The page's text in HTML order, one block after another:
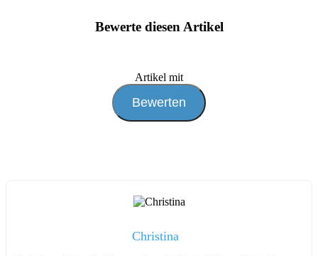
Bewerte diesen Artikel
Artikel mit
Christina